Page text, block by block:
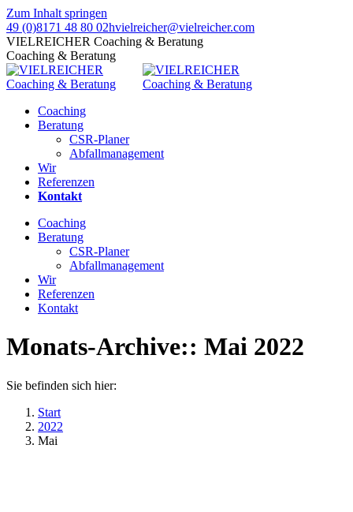
Zum Inhalt springen
49 (0)8171 48 80 02hvielreicher@vielreicher.com
VIELREICHER Coaching & Beratung
Coaching & Beratung
Coaching
Beratung
CSR-Planer
Abfallmanagement
Wir
Referenzen
Kontakt
Coaching
Beratung
CSR-Planer
Abfallmanagement
Wir
Referenzen
Kontakt
Monats-Archive:: Mai 2022
Sie befinden sich hier:
Start
2022
Mai